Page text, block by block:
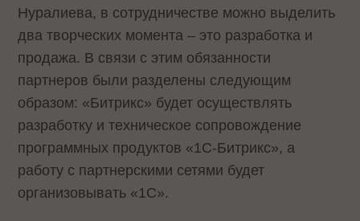
Нуралиева, в сотрудничестве можно выделить
два творческих момента – это разработка и
продажа. В связи с этим обязанности
партнеров были разделены следующим
образом: «Битрикс» будет осуществлять
разработку и техническое сопровождение
программных продуктов «1С-Битрикс», а
работу с партнерскими сетями будет
организовывать «1С».